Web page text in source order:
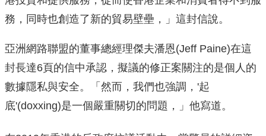
務，同時也創造了新的貿易壁壘，」這封信說。
亞洲網路聯盟的董事總經理傑夫潘恩(Jeff Paine)在這
封長達6頁的信中承認，擬議的修正案關注的是個人的
數據隱私與安全。「然而，我們也強調，'起
底'(doxxing)是一個嚴重關切的問題，」他寫道。